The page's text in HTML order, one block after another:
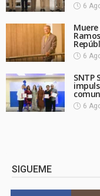
6
6
SNTP
6
SIGUEME